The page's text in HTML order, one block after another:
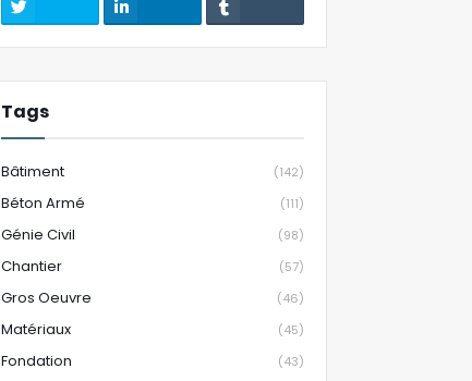
Tags
Bâtiment (142)
Béton Armé (111)
Génie Civil (98)
Chantier (57)
Gros Oeuvre (46)
Matériaux (45)
Fondation (43)